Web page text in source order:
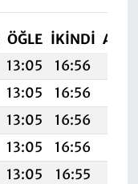
ÖĞLE İKINDI
13:05 16:56
13:05 16:56
13:05 16:56
13:05 16:56
13:05 16:55